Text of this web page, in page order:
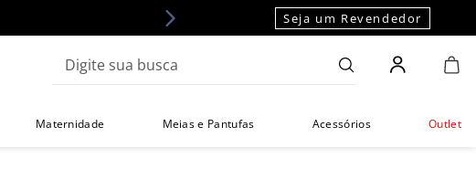
Seja um Revendedor
Maternidade Meias e Pantufas Acessórios Outlet